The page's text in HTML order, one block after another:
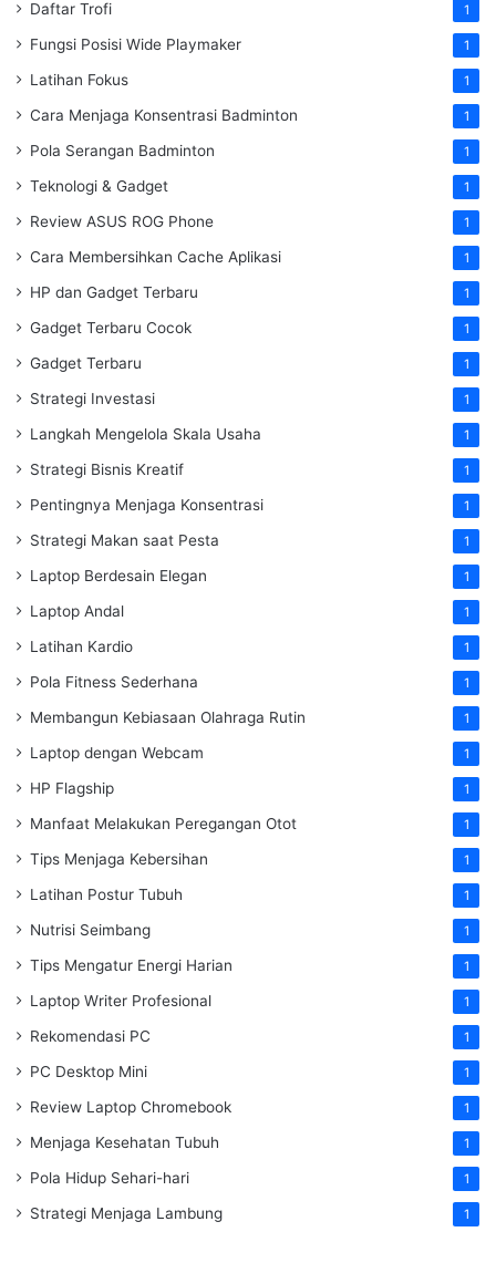
Daftar Trofi 1
Fungsi Posisi Wide Playmaker 1
Latihan Fokus 1
Cara Menjaga Konsentrasi Badminton 1
Pola Serangan Badminton 1
Teknologi & Gadget 1
Review ASUS ROG Phone 1
Cara Membersihkan Cache Aplikasi 1
HP dan Gadget Terbaru 1
Gadget Terbaru Cocok 1
Gadget Terbaru 1
Strategi Investasi 1
Langkah Mengelola Skala Usaha 1
Strategi Bisnis Kreatif 1
Pentingnya Menjaga Konsentrasi 1
Strategi Makan saat Pesta 1
Laptop Berdesain Elegan 1
Laptop Andal 1
Latihan Kardio 1
Pola Fitness Sederhana 1
Membangun Kebiasaan Olahraga Rutin 1
Laptop dengan Webcam 1
HP Flagship 1
Manfaat Melakukan Peregangan Otot 1
Tips Menjaga Kebersihan 1
Latihan Postur Tubuh 1
Nutrisi Seimbang 1
Tips Mengatur Energi Harian 1
Laptop Writer Profesional 1
Rekomendasi PC 1
PC Desktop Mini 1
Review Laptop Chromebook 1
Menjaga Kesehatan Tubuh 1
Pola Hidup Sehari-hari 1
Strategi Menjaga Lambung 1